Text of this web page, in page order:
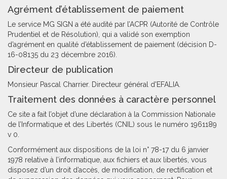
Agrément d’établissement de paiement
Le service MG SIGN a été audité par l’ACPR (Autorité de Contrôle
Prudentiel et de Résolution), qui a validé son exemption
d’agrément en qualité d’établissement de paiement (décision D-
16-08135 du 23 décembre 2016).
Directeur de publication
Monsieur Pascal Charrier. Directeur général d'EFALIA.
Traitement des données à caractère personnel
Ce site a fait l’objet d’une déclaration à la Commission Nationale
de l’Informatique et des Libertés (CNIL) sous le numéro 1961189
v 0.
Conformément aux dispositions de la loi n° 78-17 du 6 janvier
1978 relative à l’informatique, aux fichiers et aux libertés, vous
disposez d’un droit d’accès, de modification, de rectification et